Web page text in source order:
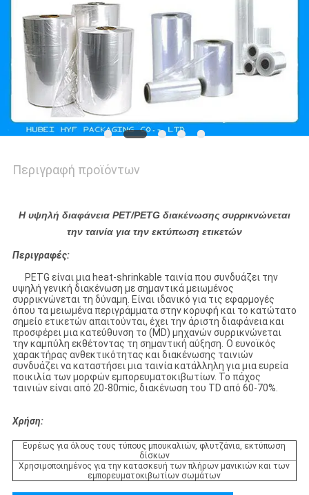
Περιγραφή προϊόντων
Η υψηλή διαφάνεια PET/PETG διακένωσης συρρικνώνεται
την ταινία για την εκτύπωση ετικετών
Περιγραφές:
PETG είναι μια heat-shrinkable ταινία που συνδυάζει την
υψηλή γενική διακένωση με σημαντικά μειωμένος
συρρικνώνεται τη δύναμη. Είναι ιδανικό για τις εφαρμογές
όπου τα μειωμένα περιγράμματα στην κορυφή και το κατώτατο
σημείο ετικετών απαιτούνται, έχει την άριστη διαφάνεια και
προσφέρει μια κατεύθυνση το (MD) μηχανών συρρικνώνεται
την καμπύλη εκθέτοντας τη σημαντική αύξηση. Ο ευνοϊκός
χαρακτήρας ανθεκτικότητας και διακένωσης ταινιών
συνδυάζει να καταστήσει μια ταινία κατάλληλη για μια ευρεία
ποικιλία των μορφών εμπορευματοκιβωτίων. Το πάχος
ταινιών είναι από 20-80mic, διακένωση του TD από 60-70%.
Χρήση:
Ευρέως για όλους τους τύπους μπουκαλιών, φλυτζάνια, εκτύπωση
δίσκων
Χρησιμοποιημένος για την κατασκευή των πλήρων μανικιών και των
εμπορευματοκιβωτίων σωμάτων